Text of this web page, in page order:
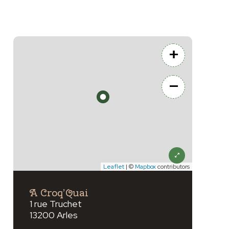
+
−
Leaflet | © Mapboxcontributors
A Croq’Quai
1 rue Truchet
13200 Arles